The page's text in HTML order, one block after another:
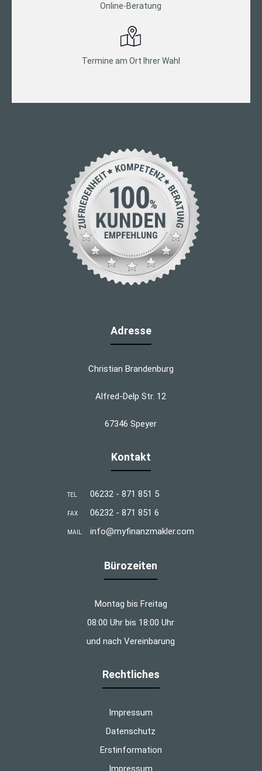
Online-Beratung
Termine am Ort Ihrer Wahl
Adresse
Christian Brandenburg
Alfred-Delp Str. 12
67346 Speyer
Kontakt
TEL 06232 - 871 851 5
FAX 06232 - 871 851 6
MAIL info@myfinanzmakler.com
Bürozeiten
Montag bis Freitag
08:00 Uhr bis 18:00 Uhr
und nach Vereinbarung
Rechtliches
Impressum
Datenschutz
Erstinformation
Impressum